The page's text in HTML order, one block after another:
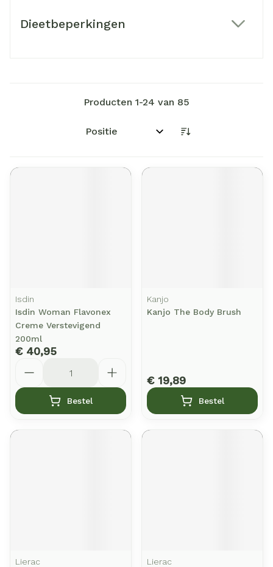
Dieetbeperkingen
Producten 1-24 van 85
Sorteer op:
Isdin
Isdin Woman Flavonex
Creme Verstevigend
200ml
€ 40,95
Bestel
Kanjo
Kanjo The Body Brush
€ 19,89
Bestel
Lierac
Lierac